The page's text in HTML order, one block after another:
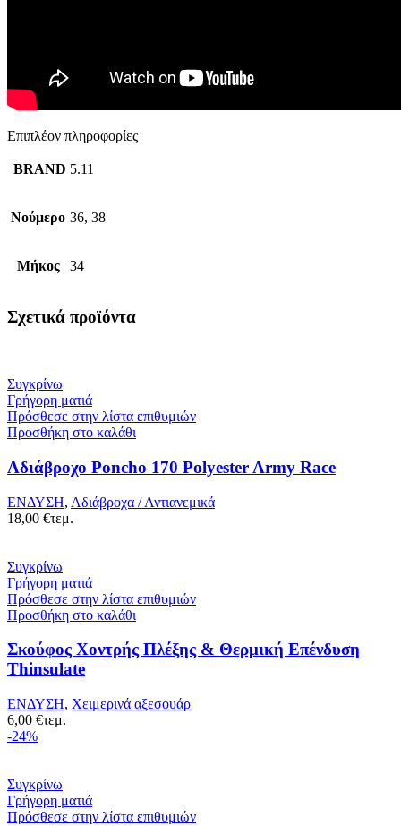
Επιπλέον πληροφορίες
BRAND 5.11
Νούμερο 36, 38
Μήκος 34
Σχετικά προϊόντα
Συγκρίνω
Γρήγορη ματιά
Πρόσθεσε στην λίστα επιθυμιών
Προσθήκη στο καλάθι
Αδιάβροχο Poncho 170 Polyester Army Race
ΕΝΔΥΣΗ, Αδιάβροχα / Αντιανεμικά
18,00 €τεμ.
Συγκρίνω
Γρήγορη ματιά
Πρόσθεσε στην λίστα επιθυμιών
Προσθήκη στο καλάθι
Σκούφος Χοντρής Πλέξης & Θερμική Επένδυση
Thinsulate
ΕΝΔΥΣΗ, Χειμερινά αξεσουάρ
6,00 €τεμ.
-24%
Συγκρίνω
Γρήγορη ματιά
Πρόσθεσε στην λίστα επιθυμιών